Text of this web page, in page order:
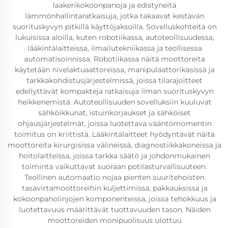
laakerikokoonpanoja ja edistyneitä
lämmönhallintaratkaisuja, jotka takaavat kestävän
suorituskyvyn pitkillä käyttöjaksoilla. Sovelluskohteita on
lukuisissa aloilla, kuten robotiikassa, autoteollisuudessa,
lääkintälaitteissa, ilmailutekniikassa ja teollisessa
automatisoinnissa. Robotiikassa näitä moottoreita
käytetään nivelaktuaattoreissa, manipulaattorikäsissä ja
tarkkakohdistusjärjestelmissä, joissa tilarajoitteet
edellyttävät kompakteja ratkaisuja ilman suorituskyvyn
heikkenemistä. Autoteollisuuden sovelluksiin kuuluvat
sähköikkunat, istuinkorjaukset ja sähköiset
ohjausjärjestelmät, joissa luotettava vääntömomentin
toimitus on kriittistä. Lääkintälaitteet hyödyntävät näitä
moottoreita kirurgisissa välineissä, diagnostiikkakoneissa ja
hoitolaitteissa, joissa tarkka säätö ja johdonmukainen
toiminta vaikuttavat suoraan potilasturvallisuuteen.
Teollinen automaatio nojaa pienten suuritehoisten
tasavirtamoottoreihin kuljettimissa, pakkauksissa ja
kokoonpanolinjojen komponenteissa, joissa tehokkuus ja
luotettavuus määrittävät tuottavuuden tason. Näiden
moottoreiden monipuolisuus ulottuu